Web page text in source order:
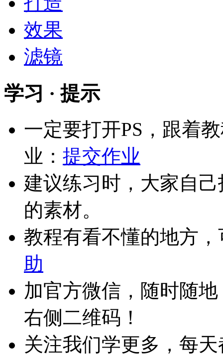
效果
滤镜
学习 · 提示
一定要打开PS，跟着
业： 提交作业
建议练习时，大家自
的素材。
教程有看不懂的地方
助
加官方微信，随时随
右侧二维码！
关注我们学更多，每